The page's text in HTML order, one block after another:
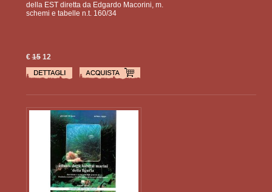
della EST diretta da Edgardo Macorini, m.
schemi e tabelle n.t. 160/34
€1512